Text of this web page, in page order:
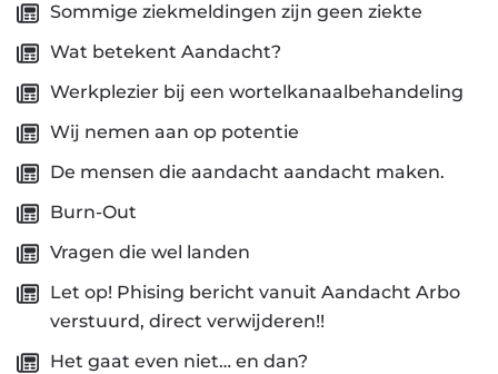
Sommige ziekmeldingen zijn geen ziekte
Wat betekent Aandacht?
Werkplezier bij een wortelkanaalbehandeling
Wij nemen aan op potentie
De mensen die aandacht aandacht maken.
Burn-Out
Vragen die wel landen
Let op! Phising bericht vanuit Aandacht Arbo
verstuurd, direct verwijderen!!
Het gaat even niet… en dan?